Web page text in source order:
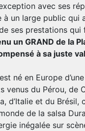
avec ses
à un large public qui
ses prestations qui
un GRAND de la
à sa juste
né en Europe
venus du Pérou, de
d’Italie et du Brésil,
de la salsa
inégalée sur